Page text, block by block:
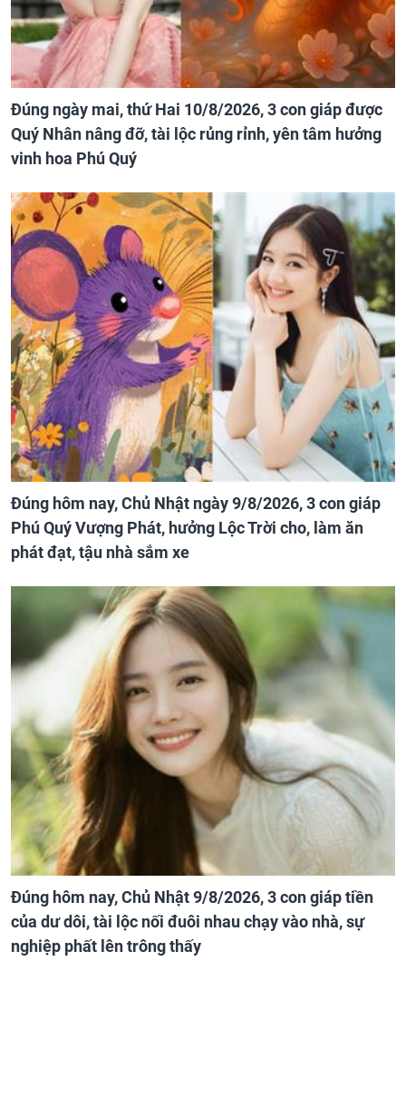
Đúng ngày mai, thứ Hai 10/8/2026, 3 con giáp được
Quý Nhân nâng đỡ, tài lộc rủng rỉnh, yên tâm hưởng
vinh hoa Phú Quý
Đúng hôm nay, Chủ Nhật ngày 9/8/2026, 3 con giáp
Phú Quý Vượng Phát, hưởng Lộc Trời cho, làm ăn
phát đạt, tậu nhà sắm xe
Đúng hôm nay, Chủ Nhật 9/8/2026, 3 con giáp tiền
của dư dôi, tài lộc nối đuôi nhau chạy vào nhà, sự
nghiệp phất lên trông thấy